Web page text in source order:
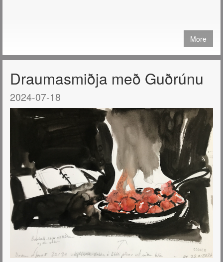
More
Draumasmiðja með Guðrúnu
2024-07-18